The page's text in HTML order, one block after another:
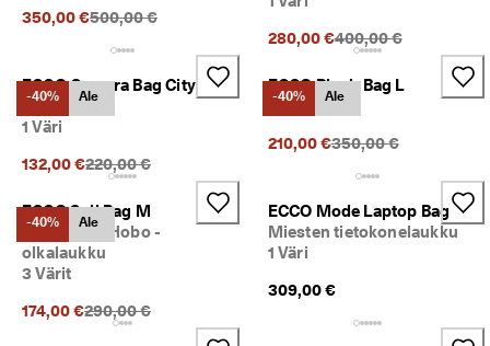
350,00 €Alkuperäinen hinta {{price}}:
500,00 €
280,00 €Alkuperäinen hinta
400,00 €
-40% Ale
ECCO Camera Bag City
Crossbody
1 Väri
132,00 €Alkuperäinen hinta {{price}}:
220,00 €
-40% Ale
ECCO Pinch Bag L
2 Värit
210,00 €Alkuperäinen hinta
350,00 €
-40% Ale
ECCO Sail Bag M
Nahkainen Hobo -
olkalaukku
3 Värit
174,00 €Alkuperäinen hinta {{price}}:
290,00 €
ECCO Mode Laptop Bag
Miesten tietokonelaukku
1 Väri
309,00 €